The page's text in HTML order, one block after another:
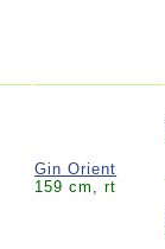
Gin Orient
159 cm, rt